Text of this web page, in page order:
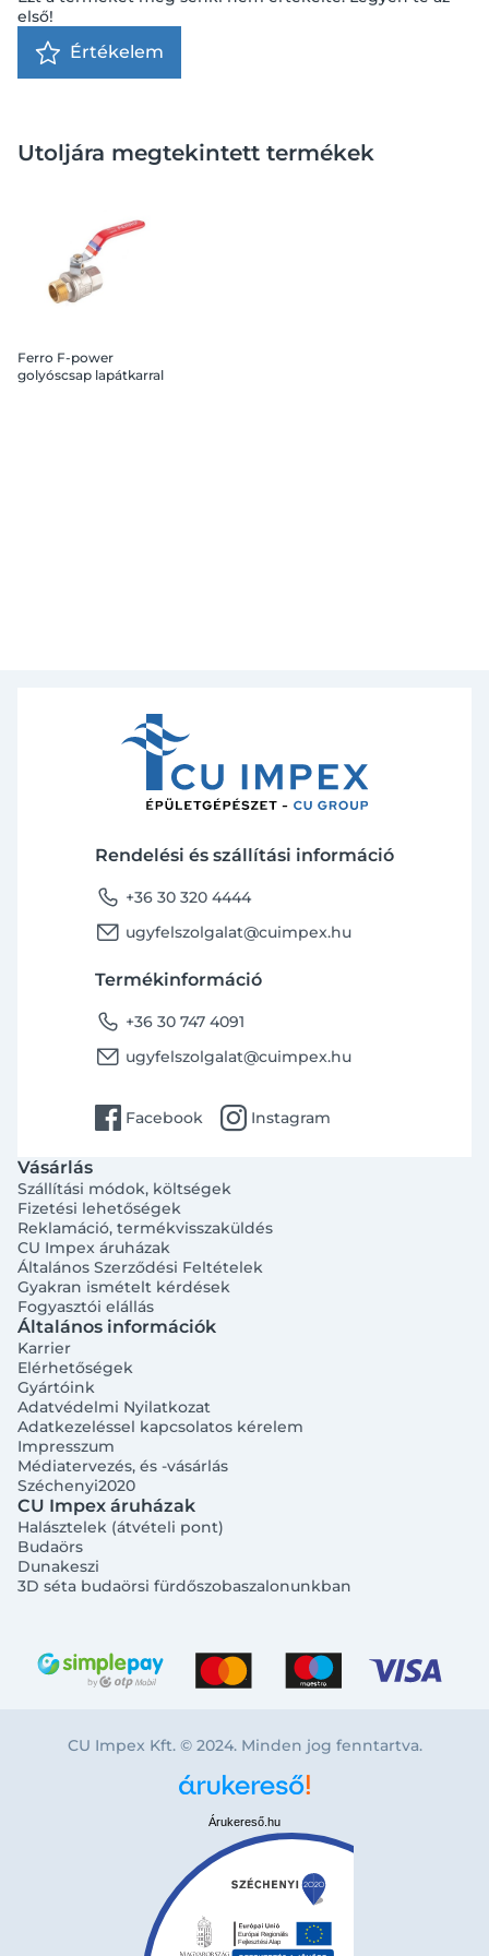
Bejelentkezés e-mail-címmel
első!
Értékelem
Utoljára megtekintett termékek
Ferro F-power
golyóscsap lapátkarral
Rendelési és szállítási információ
phone +36 30 320 4444
email ugyfelszolgalat@cuimpex.hu
Termékinformáció
phone +36 30 747 4091
email ugyfelszolgalat@cuimpex.hu
facebook Facebook instagram Instagram
Vásárlás
Szállítási módok, költségek
Fizetési lehetőségek
Reklamáció, termékvisszaküldés
CU Impex áruházak
Általános Szerződési Feltételek
Gyakran ismételt kérdések
Fogyasztói elállás
Általános információk
Karrier
Elérhetőségek
Gyártóink
Adatvédelmi Nyilatkozat
Adatkezeléssel kapcsolatos kérelem
Impresszum
Médiatervezés, és -vásárlás
Széchenyi2020
CU Impex áruházak
Halásztelek (átvételi pont)
Budaörs
Dunakeszi
3D séta budaörsi fürdőszobaszalonunkban
CU Impex Kft. © 2024. Minden jog fenntartva.
Árukereső.hu